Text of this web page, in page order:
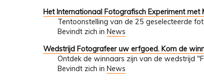
Het Internationaal Fotografisch Experiment met
Tentoonstelling van de 25 geselecteerde
Bevindt zich in News
Wedstrijd Fotografeer uw erfgoed. Kom de
Ontdek de winnaars zijn van de wedstrijd
Bevindt zich in News